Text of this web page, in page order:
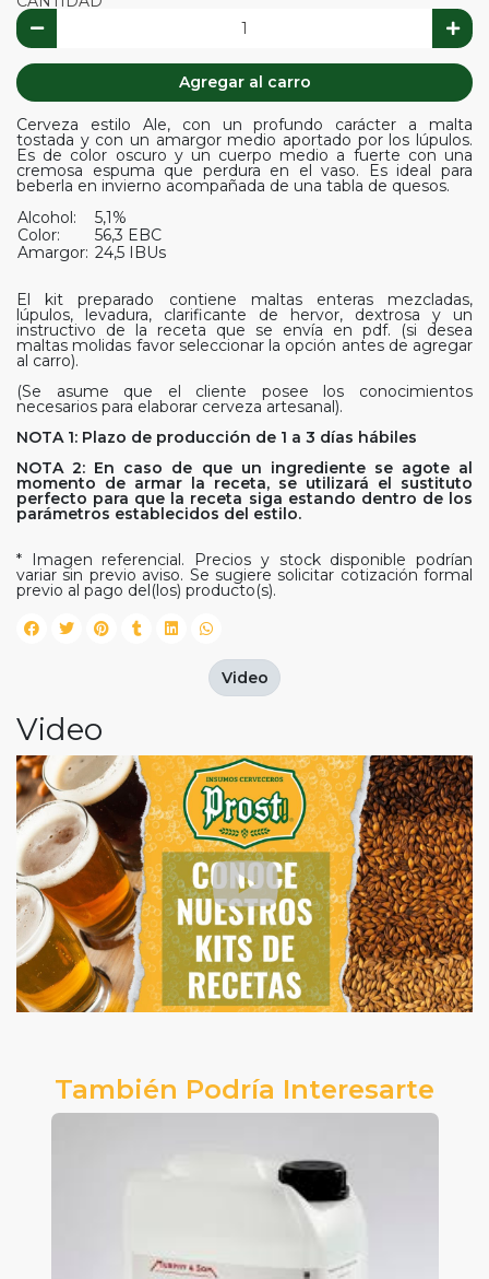
Agregar al carro
Cerveza estilo Ale, con un profundo carácter a malta
tostada y con un amargor medio aportado por los lúpulos.
Es de color oscuro y un cuerpo medio a fuerte con una
cremosa espuma que perdura en el vaso. Es ideal para
beberla en invierno acompañada de una tabla de quesos.
Alcohol:
5,1%
Color:
56,3 EBC
Amargor: 24,5 IBUs
El kit preparado contiene maltas enteras mezcladas,
lúpulos, levadura, clarificante de hervor, dextrosa y un
instructivo de la receta que se envía en pdf. (si desea
maltas molidas favor seleccionar la opción antes de agregar
al carro).
(Se asume que el cliente posee los conocimientos
necesarios para elaborar cerveza artesanal).
NOTA 1: Plazo de producción de 1 a 3 días hábiles
NOTA 2: En caso de que un ingrediente se agote al
momento de armar la receta, se utilizará el sustituto
perfecto para que la receta siga estando dentro de los
parámetros establecidos del estilo.
* Imagen referencial. Precios y stock disponible podrían
variar sin previo aviso. Se sugiere solicitar cotización formal
previo al pago del(los) producto(s).
Video
Video
También Podría Interesarte